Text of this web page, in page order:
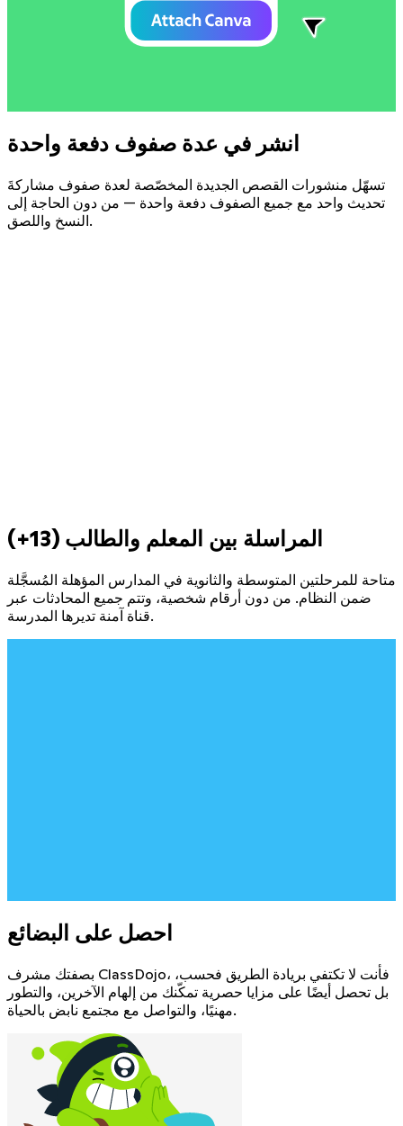
انشر في عدة صفوف دفعة واحدة
تسهّل منشورات القصص الجديدة المخصّصة لعدة صفوف مشاركةَ
تحديث واحد مع جميع الصفوف دفعة واحدة — من دون الحاجة إلى
النسخ واللصق.
المراسلة بين المعلم والطالب (13+)
متاحة للمرحلتين المتوسطة والثانوية في المدارس المؤهلة المُسجَّلة
ضمن النظام. من دون أرقام شخصية، وتتم جميع المحادثات عبر
قناة آمنة تديرها المدرسة.
احصل على البضائع
بصفتك مشرف ClassDojo، فأنت لا تكتفي بريادة الطريق فحسب،
بل تحصل أيضًا على مزايا حصرية تمكّنك من إلهام الآخرين، والتطور
مهنيًا، والتواصل مع مجتمع نابض بالحياة.